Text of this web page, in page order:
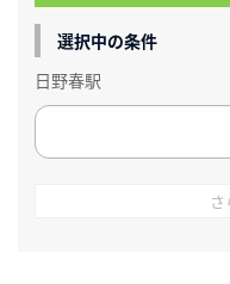
選択中の条件
日野春駅